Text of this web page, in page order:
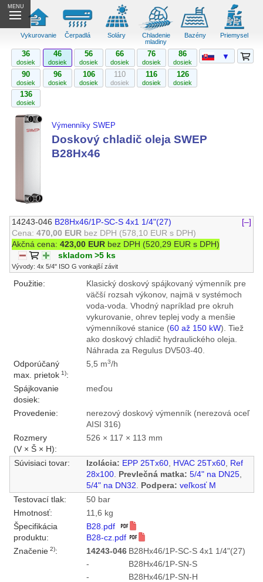
MENU
Vykurovanie Čerpadlá Soláry
Chladenie
mladiny
Bazény Priemysel
36
dosiek
46
dosiek
56
dosiek
66
dosiek
76
dosiek
86
dosiek
90
dosiek
96
dosiek
106
dosiek
110
dosiek
116
dosiek
126
dosiek
136
dosiek
Výmenníky SWEP
Doskový chladič oleja SWEP
B28Hx46
14243-046 B28Hx46/1P-SC-S 4x1 1/4"(27)
[–]
Cena:470,00 EUR bez DPH (578,10 EUR s DPH)
Akčná cena:423,00 EUR bez DPH (520,29 EUR s DPH)
skladom >5 ks
Vývody: 4x 5/4" ISO G vonkajší závit
Použitie:
Klasický doskový spájkovaný výmenník pre
väčší rozsah výkonov, najmä v systémoch
voda-voda. Vhodný napríklad pre okruh
vykurovanie, ohrev teplej vody a menšie
výmenníkové stanice (60 až 150 kW). Tiež
ako doskový chladič hydraulického oleja.
Náhrada za Regulus DV503-40.
Odporúčaný
max. prietok1):
5,5 m3/h
Spájkovanie
dosiek:
meďou
Provedenie:
nerezový doskový výmenník (nerezová oceľ
AISI 316)
Rozmery
(V × Š × H):
526 × 117 × 113 mm
Súvisiaci tovar: Izolácia: EPP 25Tx60, HVAC 25Tx60,
Ref
28x100. Prevlečná matka: 5/4" na DN25,
5/4" na DN32
Podpera: veľkosť M
Testovací tlak:
50 bar
Hmotnosť:
11,6 kg
Špecifikácia
produktu:
B28.pdf
B28-cz.pdf
Značenie 2): 14243-046 B28Hx46/1P-SC-S 4x1 1/4"(27)
-
B28Hx46/1P-SN-S
-
B28Hx46/1P-SN-H
▼